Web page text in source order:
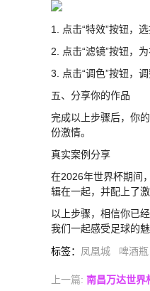
1. 点击“特效”按钮，
2. 点击“滤镜”按钮，
3. 点击“调色”按钮，
五、分享你的作品
完成以上步骤后，你
份激情。
真实案例分享
在2026年世界杯期间
辑在一起，并配上了
以上步骤，相信你已
我们一起感受足球的魅
标签： 凤凰城 啤酒瓶
上一篇: 南昌万达世界